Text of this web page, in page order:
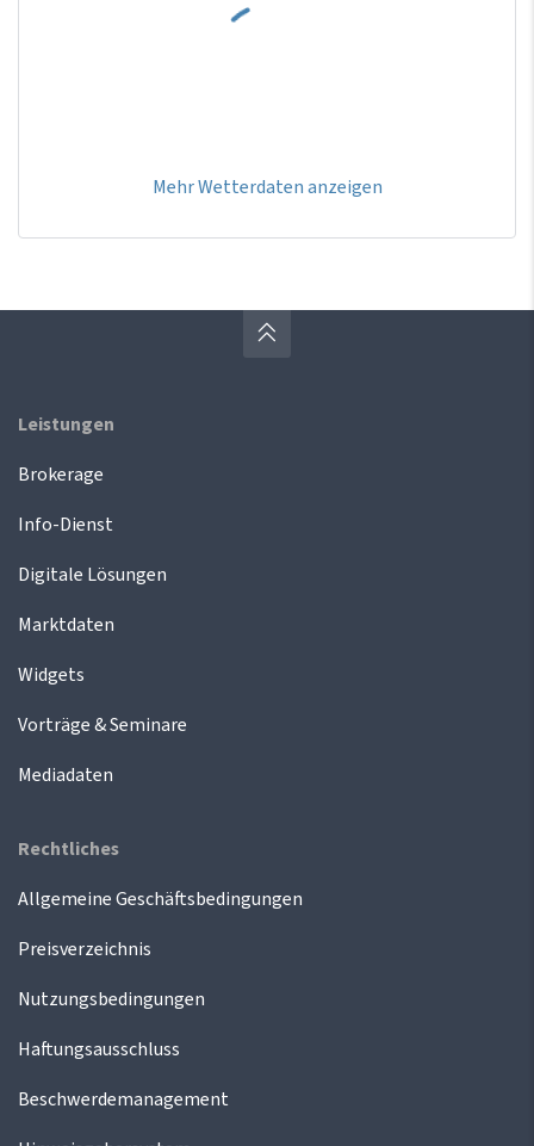
Mehr Wetterdaten anzeigen
Leistungen
Brokerage
Info-Dienst
Digitale Lösungen
Marktdaten
Widgets
Vorträge & Seminare
Mediadaten
Rechtliches
Allgemeine Geschäftsbedingungen
Preisverzeichnis
Nutzungsbedingungen
Haftungsausschluss
Beschwerdemanagement